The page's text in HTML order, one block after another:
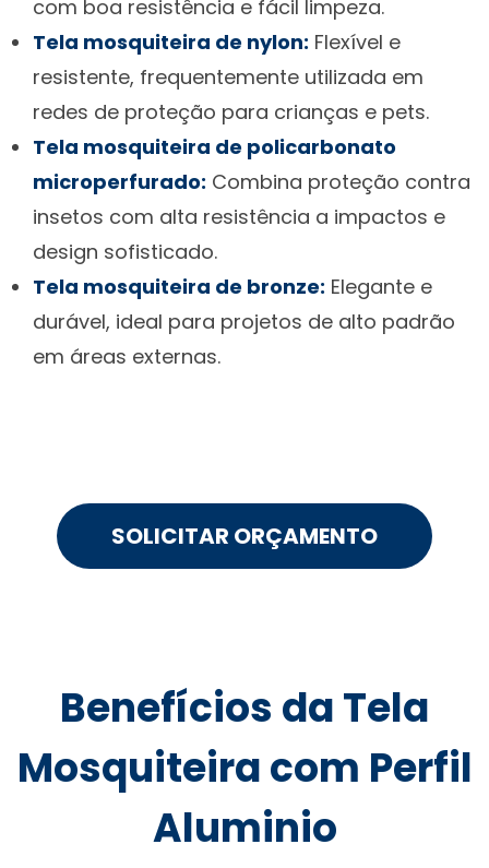
com boa resistência e fácil limpeza.
Tela mosquiteira de nylon: Flexível e
resistente, frequentemente utilizada em
redes de proteção para crianças e pets.
Tela mosquiteira de policarbonato
microperfurado: Combina proteção contra
insetos com alta resistência a impactos e
design sofisticado.
Tela mosquiteira de bronze: Elegante e
durável, ideal para projetos de alto padrão
em áreas externas.
SOLICITAR ORÇAMENTO
Benefícios da Tela
Mosquiteira com Perfil
Aluminio